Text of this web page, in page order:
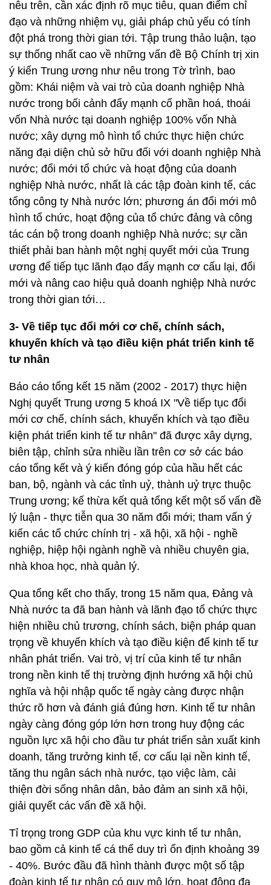
nêu trên, cần xác định rõ mục tiêu, quan điểm chỉ
đạo và những nhiệm vụ, giải pháp chủ yếu có tính
đột phá trong thời gian tới. Tập trung thảo luận, tạo
sự thống nhất cao về những vấn đề Bộ Chính trị xin
ý kiến Trung ương như nêu trong Tờ trình, bao
gồm: Khái niệm và vai trò của doanh nghiệp Nhà
nước trong bối cảnh đẩy mạnh cổ phần hoá, thoái
vốn Nhà nước tại doanh nghiệp 100% vốn Nhà
nước; xây dựng mô hình tổ chức thực hiện chức
năng đại diện chủ sở hữu đối với doanh nghiệp Nhà
nước; đổi mới tổ chức và hoạt động của doanh
nghiệp Nhà nước, nhất là các tập đoàn kinh tế, các
tổng công ty Nhà nước lớn; phương án đổi mới mô
hình tổ chức, hoạt động của tổ chức đảng và công
tác cán bộ trong doanh nghiệp Nhà nước; sự cần
thiết phải ban hành một nghị quyết mới của Trung
ương để tiếp tục lãnh đạo đẩy mạnh cơ cấu lại, đổi
mới và nâng cao hiệu quả doanh nghiệp Nhà nước
trong thời gian tới…
3- Về tiếp tục đổi mới cơ chế, chính sách,
khuyến khích và tạo điều kiện phát triển kinh tế
tư nhân
Báo cáo tổng kết 15 năm (2002 - 2017) thực hiện
Nghị quyết Trung ương 5 khoá IX "Về tiếp tục đổi
mới cơ chế, chính sách, khuyến khích và tạo điều
kiện phát triển kinh tế tư nhân" đã được xây dựng,
biên tập, chỉnh sửa nhiều lần trên cơ sở các báo
cáo tổng kết và ý kiến đóng góp của hầu hết các
ban, bộ, ngành và các tỉnh uỷ, thành uỷ trực thuộc
Trung ương; kế thừa kết quả tổng kết một số vấn đề
lý luận - thực tiễn qua 30 năm đổi mới; tham vấn ý
kiến các tổ chức chính trị - xã hội, xã hội - nghề
nghiệp, hiệp hội ngành nghề và nhiều chuyên gia,
nhà khoa học, nhà quản lý.
Qua tổng kết cho thấy, trong 15 năm qua, Đảng và
Nhà nước ta đã ban hành và lãnh đạo tổ chức thực
hiện nhiều chủ trương, chính sách, biện pháp quan
trọng về khuyến khích và tạo điều kiện để kinh tế tư
nhân phát triển. Vai trò, vị trí của kinh tế tư nhân
trong nền kinh tế thị trường định hướng xã hội chủ
nghĩa và hội nhập quốc tế ngày càng được nhận
thức rõ hơn và đánh giá đúng hơn. Kinh tế tư nhân
ngày càng đóng góp lớn hơn trong huy động các
nguồn lực xã hội cho đầu tư phát triển sản xuất kinh
doanh, tăng trưởng kinh tế, cơ cấu lại nền kinh tế,
tăng thu ngân sách nhà nước, tạo việc làm, cải
thiện đời sống nhân dân, bảo đảm an sinh xã hội,
giải quyết các vấn đề xã hội.
Tỉ trọng trong GDP của khu vực kinh tế tư nhân,
bao gồm cả kinh tế cá thể duy trì ổn định khoảng 39
- 40%. Bước đầu đã hình thành được một số tập
đoàn kinh tế tư nhân có quy mô lớn, hoạt động đa